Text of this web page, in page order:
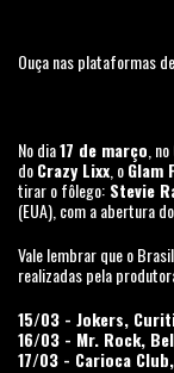
Ouça nas plataformas
No dia17 de março , no
doCrazy Lixx , oGlam
tirar o fôlego: Stevie
(EUA), com a abertura
Vale lembrar que o
realizadas pela
15/03 - Jokers,
16/03 - Mr. Rock,
17/03 - Carioca